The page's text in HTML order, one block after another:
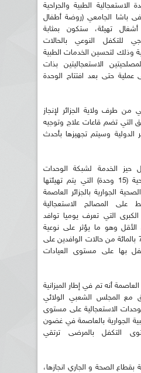
الاستعجالية الطبية والجراحية
باشا الجامعي (روضة أطفال
تهيئة، ستكون بمثابة
النوعي بالحالات
وذلك لتحسين الخدمات الطبية
الاستعجاليتين بذات
حتى بعد افتتاح الوحدة
طرف ولاية الجزائر لإنجاز
ذات 3 طوابق التي تضم قاعات علاج وتوجيه
الدولية وسيتم تجهيزها بأحدث
حيز الخدمة لشبكة الوحدات
الاستعجالية الطبية والجراحية (15 وحدة) التي يتم تهيئتها
الجوارية بالجزائر العاصمة
المصالح الاستعجالية
التي تعرف يوميا توافد
على الأقل وهو ما يؤثر على نوعية
الخدمات، مشيرا الى أن 70 بالمائة من حالات الوافدين على
بها على مستوى العيادات
أنه تم في إطار الميزانية
مع المجلس الشعبي الولائي
الاستعجالية على مستوى
الجوارية بالعاصمة في غضون
التكفل بالمرضى ترتقي
بقطاع الصحة و الجاري انجازها،